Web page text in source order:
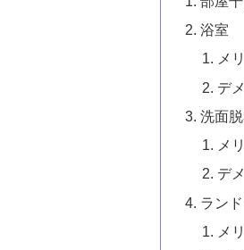
浴室
メ
デ
洗面
メ
デ
ラン
メ